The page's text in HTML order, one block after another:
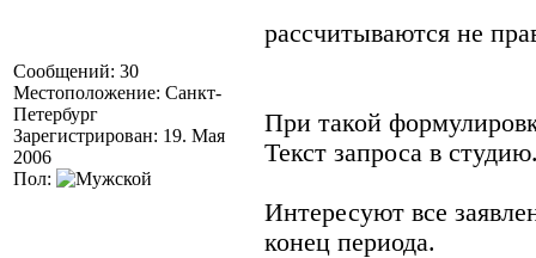
Сообщений: 30
Местоположение: Санкт-
Петербург
Зарегистрирован: 19. Мая
2006
Пол:
рассчитываются не
При такой
Текст запроса в
Интересуют все
конец периода.